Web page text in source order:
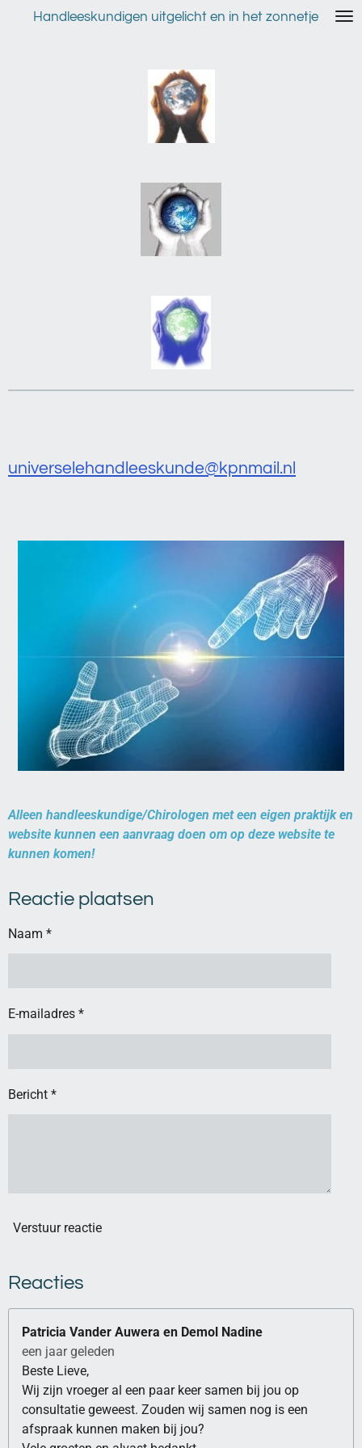
Handleeskundigen uitgelicht en in het zonnetje
universelehandleeskunde@kpnmail.nl
Alleen handleeskundige/Chirologen met een eigen praktijk en
website kunnen een aanvraag doen om op deze website te
kunnen komen!
Reactie plaatsen
Naam *
E-mailadres *
Bericht *
Verstuur reactie
Reacties
Patricia Vander Auwera en Demol Nadine
een jaar geleden
Beste Lieve,
Wij zijn vroeger al een paar keer samen bij jou op
consultatie geweest. Zouden wij samen nog is een
afspraak kunnen maken bij jou?